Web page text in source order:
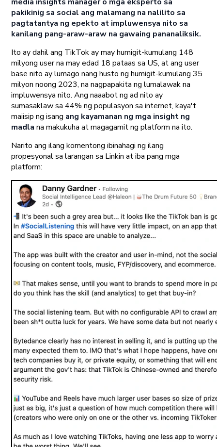
pakikinig sa social ang malamang na nalilito sa
pagtatantya ng epekto at impluwensya nito sa
kanilang pang-araw-araw na gawaing pananaliksik.
Ito ay dahil ang TikTok ay may humigit-kumulang 148
milyong user na may edad 18 pataas sa US, at ang user
base nito ay lumago nang husto ng humigit-kumulang 35
milyon noong 2023, na nagpapakita ng lumalawak na
impluwensya nito. Ang naaabot ng ad nito ay
sumasaklaw sa 44% ng populasyon sa internet, kaya't
maiisip ng isang ang kayamanan ng mga insight ng
madla na makukuha at magagamit ng platform na ito.
Narito ang ilang komentong ibinahagi ng ilang
propesyonal sa larangan sa Linkin at iba pang mga
platform: